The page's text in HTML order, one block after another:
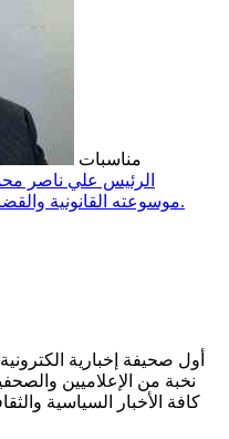
مناسبات
الرئيس علي ناصر
موسوعته القانونية والقضائية ويشيد بإسهامها في خدمة العدال.
أول صحيفة إخبارية
نخبة من الإعلاميين
كافة الأخبار السياسية